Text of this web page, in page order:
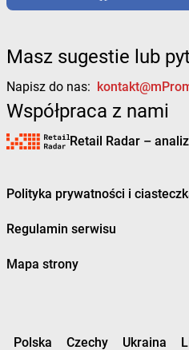
Masz sugestie lub
Napisz do nas:
Współpraca z nami
Retail Radar –
Polityka prywatności i
Regulamin serwisu
Mapa strony
Polska Czechy Ukraina